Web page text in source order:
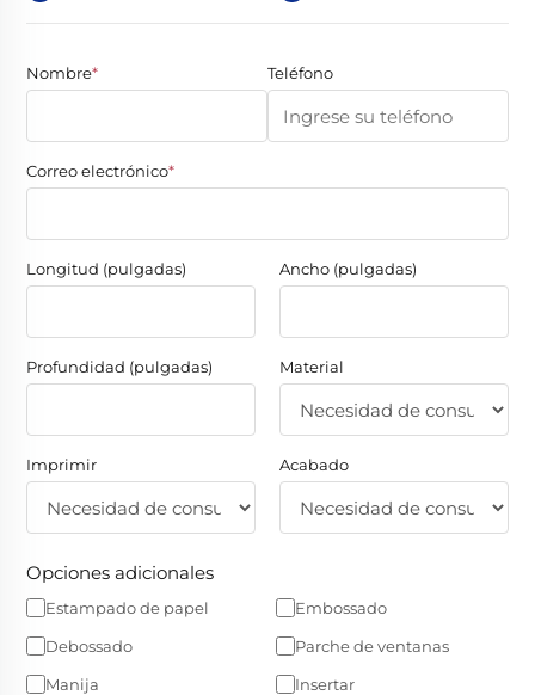
Nombre* Teléfono
Correo electrónico*
Longitud (pulgadas) Ancho (pulgadas)
Profundidad (pulgadas) Material
Imprimir Acabado
Opciones adicionales
Estampado de papel
Embossado
Debossado
Parche de ventanas
Manija
Insertar